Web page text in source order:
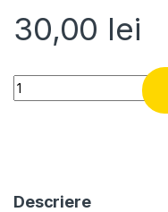
30,00 lei
Quantity
Descriere